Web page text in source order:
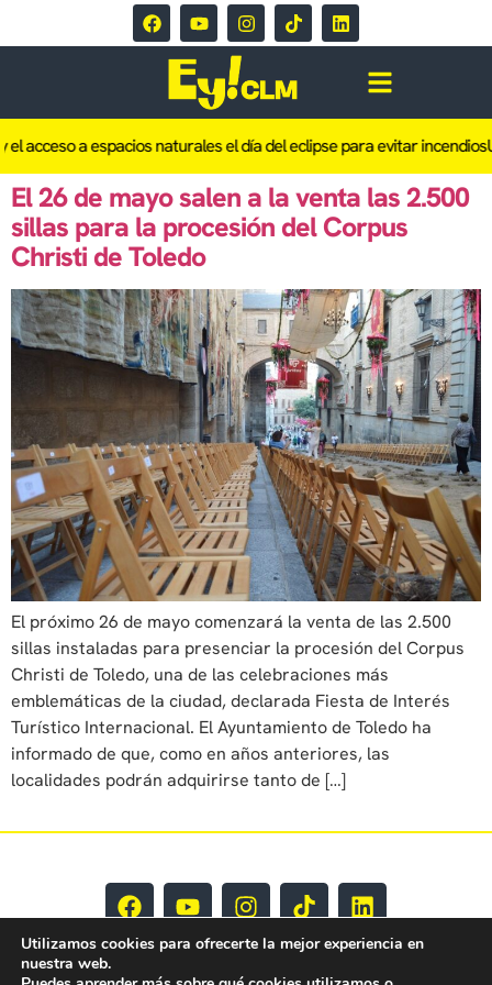
acceso a espacios naturales el día del eclipse para evitar incendios
El 26 de mayo salen a la venta las 2.500
sillas para la procesión del Corpus
Christi de Toledo
El próximo 26 de mayo comenzará la venta de las 2.500
sillas instaladas para presenciar la procesión del Corpus
Christi de Toledo, una de las celebraciones más
emblemáticas de la ciudad, declarada Fiesta de Interés
Turístico Internacional. El Ayuntamiento de Toledo ha
informado de que, como en años anteriores, las
localidades podrán adquirirse tanto de […]
Utilizamos cookies para ofrecerte la mejor experiencia en
nuestra web.